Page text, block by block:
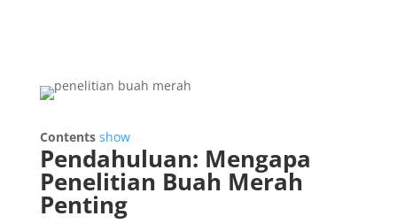
Contents show
Pendahuluan: Mengapa
Penelitian Buah Merah
Penting